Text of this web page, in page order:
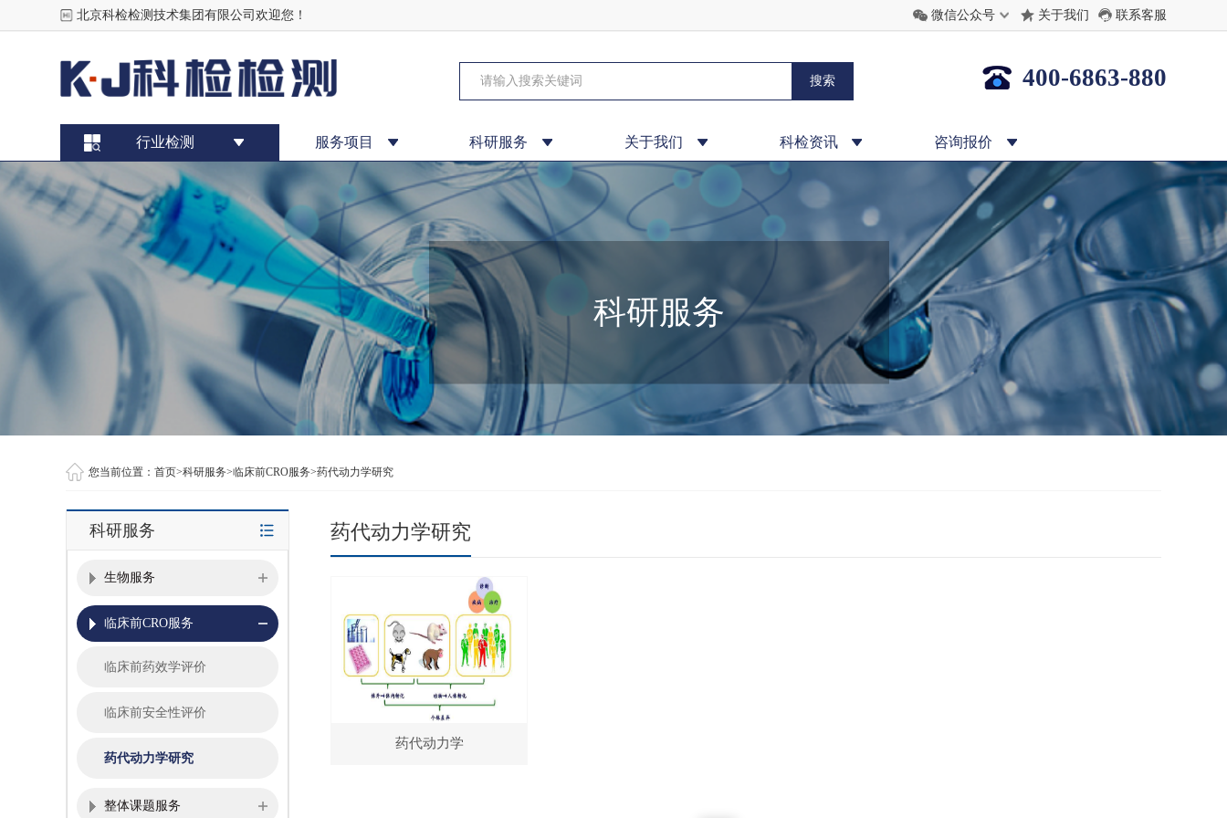
北京科检检测技术集团有限公司欢迎您！ 微信公众号 关于我们 联系客服
400-6863-880
行业检测 服务项目 科研服务 关于我们 科检资讯 咨询报价
科研服务
您当前位置： 首页>科研服务>临床前CRO服务>药代动力学研究
科研服务
生物服务
临床前CRO服务
临床前药效学评价
临床前安全性评价
药代动力学研究
整体课题服务
药代动力学研究
药代动力学